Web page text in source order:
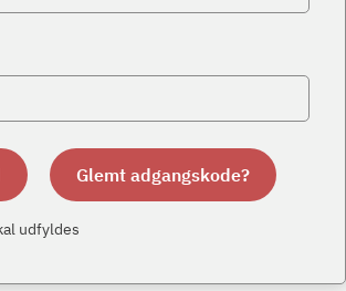
Glemt adgangskode?
udfyldes